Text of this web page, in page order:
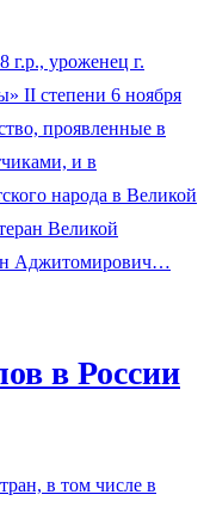
уроженец г.
II степени 6 ноября
проявленные в
и в
народа в Великой
Великой
Аджитомирович…
в России
в том числе в